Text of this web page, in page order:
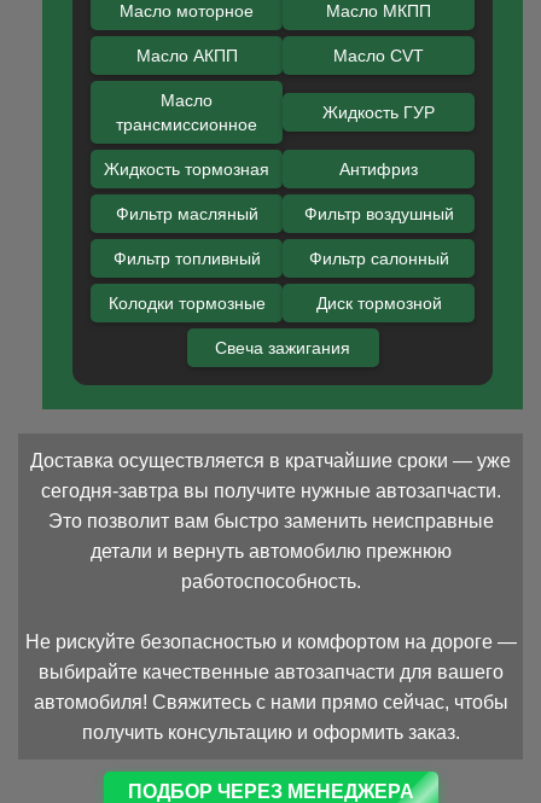
Масло моторное Масло МКПП
Масло АКПП Масло CVT
Масло
трансмиссионное
Жидкость ГУР
Жидкость тормозная Антифриз
Фильтр масляный Фильтр воздушный
Фильтр топливный Фильтр салонный
Колодки тормозные Диск тормозной
Свеча зажигания
Доставка осуществляется в кратчайшие сроки — уже
сегодня-завтра вы получите нужные автозапчасти.
Это позволит вам быстро заменить неисправные
детали и вернуть автомобилю прежнюю
работоспособность.
Не рискуйте безопасностью и комфортом на дороге —
выбирайте качественные автозапчасти для вашего
автомобиля! Свяжитесь с нами прямо сейчас, чтобы
получить консультацию и оформить заказ.
ПОДБОР ЧЕРЕЗ МЕНЕДЖЕРА